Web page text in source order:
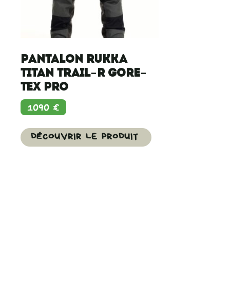
Pantalon Rukka
Titan Trail-R Gore-
Tex Pro
1090 €
DÉCOUVRIR LE PRODUIT